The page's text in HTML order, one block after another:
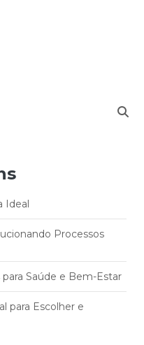
Ideal
Processos
para Saúde e Bem-Estar
para Escolher e